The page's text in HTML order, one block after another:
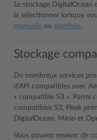
Le stockage
le sélectionner lorsque
manuelle ou planifiée.
Stockage
De nombreux services
d’API compatibles avec
« compatible S3 ». Parmi
compatibles S3, Plesk
DigitalOcean, Minio et
Vous pouvez essayer de